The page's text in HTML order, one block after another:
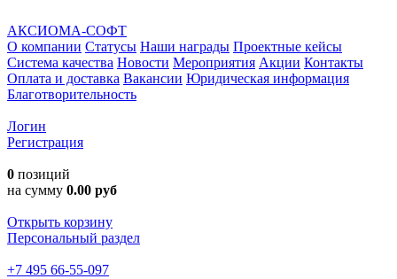
АКСИОМА-СОФТ
О компании Статусы Наши награды Проектные кейсы
Система качества Новости Мероприятия Акции Контакты
Оплата и доставка Вакансии Юридическая информация
Благотворительность
Логин
Регистрация
0 позиций
на сумму 0.00 руб
Открыть корзину
Персональный раздел
+7 495 66-55-097